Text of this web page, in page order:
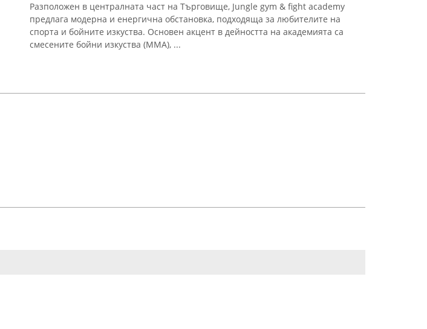
Разположен в централната част на Търговище, Jungle gym & fight academy
предлага модерна и енергична обстановка, подходяща за любителите на
спорта и бойните изкуства. Основен акцент в дейността на академията са
смесените бойни изкуства (ММА), ...